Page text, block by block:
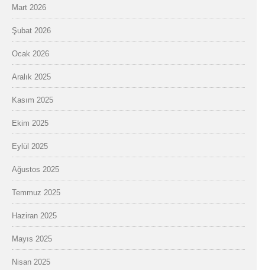
Mart 2026
Şubat 2026
Ocak 2026
Aralık 2025
Kasım 2025
Ekim 2025
Eylül 2025
Ağustos 2025
Temmuz 2025
Haziran 2025
Mayıs 2025
Nisan 2025